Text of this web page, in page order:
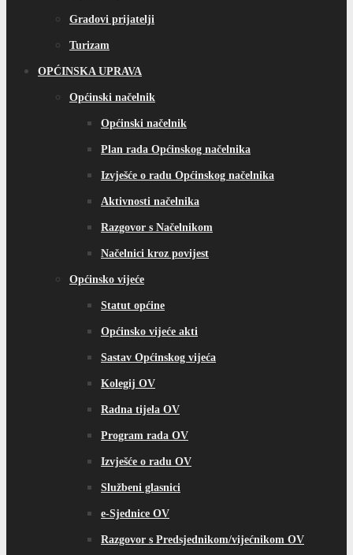
Gradovi prijatelji
Turizam
OPĆINSKA UPRAVA
Općinski načelnik
Općinski načelnik
Plan rada Općinskog načelnika
Izvješće o radu Općinskog načelnika
Aktivnosti načelnika
Razgovor s Načelnikom
Načelnici kroz povijest
Općinsko vijeće
Statut općine
Općinsko vijeće akti
Sastav Općinskog vijeća
Kolegij OV
Radna tijela OV
Program rada OV
Izvješće o radu OV
Službeni glasnici
e-Sjednice OV
Razgovor s Predsjednikom/vijećnikom OV